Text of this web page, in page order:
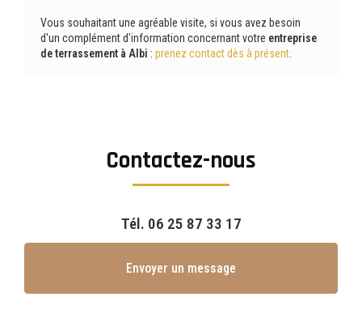
Vous souhaitant une agréable visite, si vous avez besoin
d'un complément d'information concernant votre entreprise
de terrassement à Albi : prenez contact dès à présent
Contactez-nous
Tél. 06 25 87 33 17
Envoyer un message